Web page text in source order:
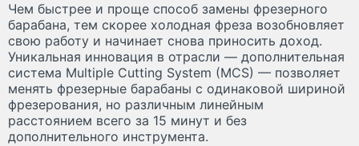
Чем быстрее и проще способ замены фрезерного
барабана, тем скорее холодная фреза возобновляет
свою работу и начинает снова приносить доход.
Уникальная инновация в отрасли — дополнительная
система Multiple Cutting System (MCS) — позволяет
менять фрезерные барабаны с одинаковой шириной
фрезерования, но различным линейным
расстоянием всего за 15 минут и без
дополнительного инструмента.